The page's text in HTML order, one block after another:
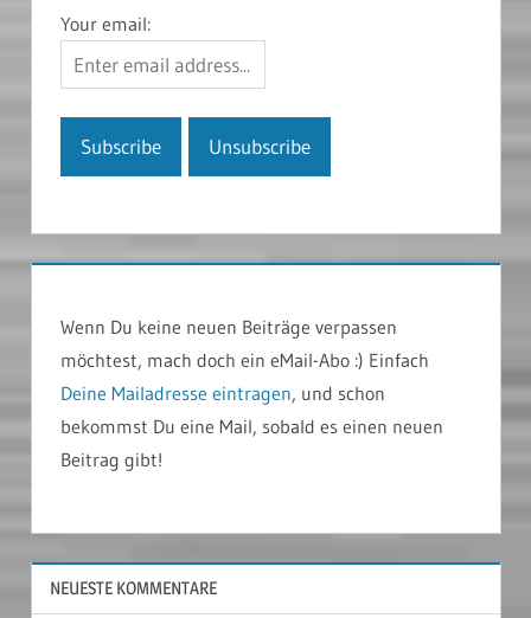
Your email:
Wenn Du keine neuen Beiträge verpassen
möchtest, mach doch ein eMail-Abo :) Einfach
Deine Mailadresse eintragen, und schon
bekommst Du eine Mail, sobald es einen neuen
Beitrag gibt!
NEUESTE KOMMENTARE